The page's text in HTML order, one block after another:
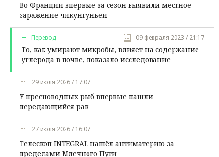
Во Франции впервые за сезон выявили местное
заражение чикунгуньей
Перевод 09 февраля 2023 / 21:17
То, как умирают микробы, влияет на содержание
углерода в почве, показало исследование
29 июля 2026 / 17:07
У пресноводных рыб впервые нашли
передающийся рак
27 июля 2026 / 16:07
Телескоп INTEGRAL нашёл антиматерию за
пределами Млечного Пути